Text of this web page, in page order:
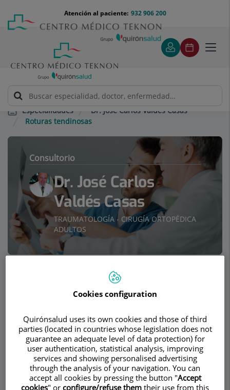
contenido
Menú
teléfono
cabecera
932 906 200
Atención al paciente:
Especialidades
Dr. José Carlos Valdés Casas
Roturas tendinosas
Consultorio
Dr. José Carlos
Valdés Casas
TRAUMATOLOGÍA - CIRUGÍA ORTOPÉDICA
ADULTOS
ServiciosEquipoContactoHorario
Pedir cita
Roturas tendinosas
El manguito de rotadores es un conjunto de
cuatro tendones que a modo de cofia envuelven
Cookies configuration
Quirónsalud uses its own cookies and those of third
parties (located in countries whose legislation does not
guarantee an adequate level of data protection) for
user authentication, statistical analysis, improving
services and showing personalised advertising
through the analysis of your navigation. You can
accept all cookies by pressing the button "Accept
cookies" or configure/refuse them their use from this